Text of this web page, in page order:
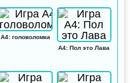
А4: головоломка
А4: Пол это Лава